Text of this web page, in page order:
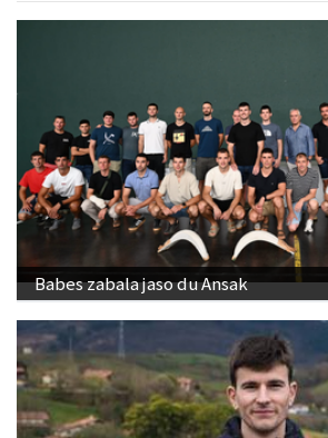
Babes zabala jaso du Ansak